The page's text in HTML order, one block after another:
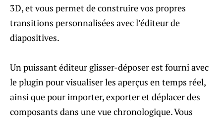
3D, et vous permet de construire vos propres
transitions personnalisées avec l’éditeur de
diapositives.
Un puissant éditeur glisser-déposer est fourni avec
le plugin pour visualiser les aperçus en temps réel,
ainsi que pour importer, exporter et déplacer des
composants dans une vue chronologique. Vous